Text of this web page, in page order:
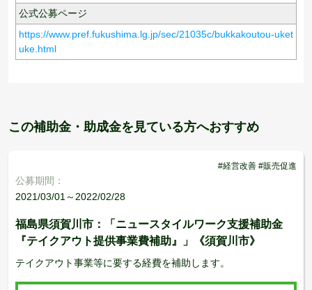
公式公募ページ
https://www.pref.fukushima.lg.jp/sec/21035c/bukkakoutou-uket
uke.html
この補助金・助成金を見ている方へおすすめ
#経営改善 #販売促進
公募期間：
2021/03/01～2022/02/28
福島県須賀川市：「ニュースタイルワーク支援補助金
『テイクアウト提供事業費補助』」《須賀川市》
テイクアウト事業等に要する経費を補助します。